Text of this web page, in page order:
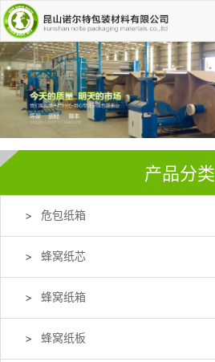
产品分类
危包纸箱
蜂窝纸芯
蜂窝纸箱
蜂窝纸板